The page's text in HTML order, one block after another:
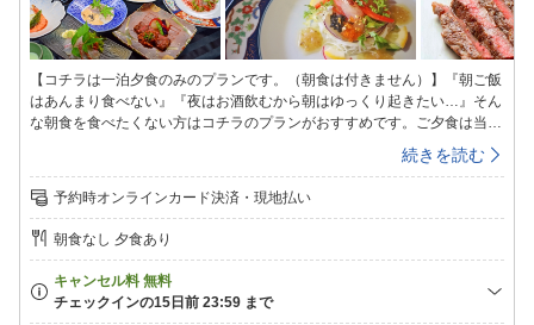
【コチラは一泊夕食のみのプランです。（朝食は付きません）】『朝ご飯
はあんまり食べない』『夜はお酒飲むから朝はゆっくり起きたい…』そん
な朝食を食べたくない方はコチラのプランがおすすめです。ご夕食は当館
自慢のお食事、四季の彩りと旬を味わう和洋折衷モダン懐石「美味礼賛
（びみらいさん）」をお召し上がりくださいませ。【客室】・和洋モダン
客室・Wi-Fi完備・全室禁煙（喫煙は所定の場所にて）・フリーサイズの
館内着をご用意【温泉】当館自慢の「客室風呂」を24時間何度でもご利用
下さいませ。自家源泉100％掛け流しのお湯は驚くほど肌に馴染みます。
由布院温泉をお客様専用の客室風呂で心ゆくまでお愉しみください。【夕
食】お楽しみのご夕食は、新鮮なお野菜や魚介類を使った逸品達に、国産
和牛ステーキがメインの和洋折衷モダン懐石「美味礼賛（びみらいさ
ん）」大分県産の地元の食材をふんだんに用いたお料理を提供いたしま
続きを読む
予約時オンラインカード決済・現地払い
朝食なし 夕食あり